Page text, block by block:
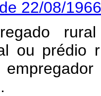
22/08/1966
ou prédio